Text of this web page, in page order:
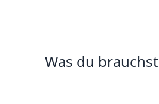
Was du brauchst